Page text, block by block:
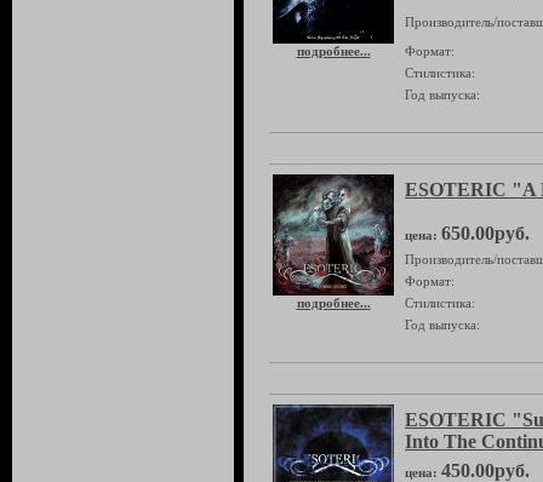
подробнее...
Производитель/
Формат:
Стилистика:
Год выпуска:
подробнее...
ESOTERIC "A
цена: 650.00руб.
Производитель/
Формат:
Стилистика:
Год выпуска:
ESOTERIC
Into The
цена: 450.00руб.